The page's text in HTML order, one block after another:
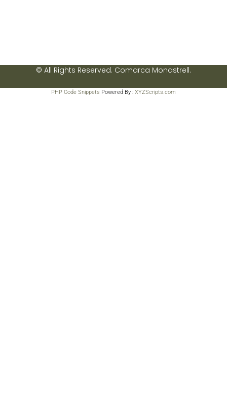
© All Rights Reserved. Comarca Monastrell.
PHP Code Snippets Powered By : XYZScripts.com